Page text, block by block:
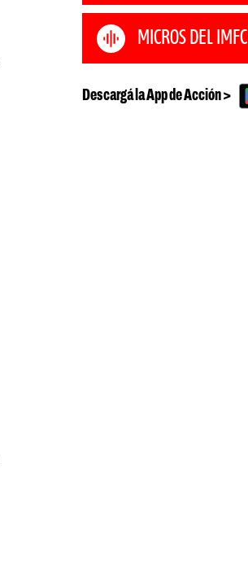
MICROS DEL IMFC
Descargá la App de Acción >